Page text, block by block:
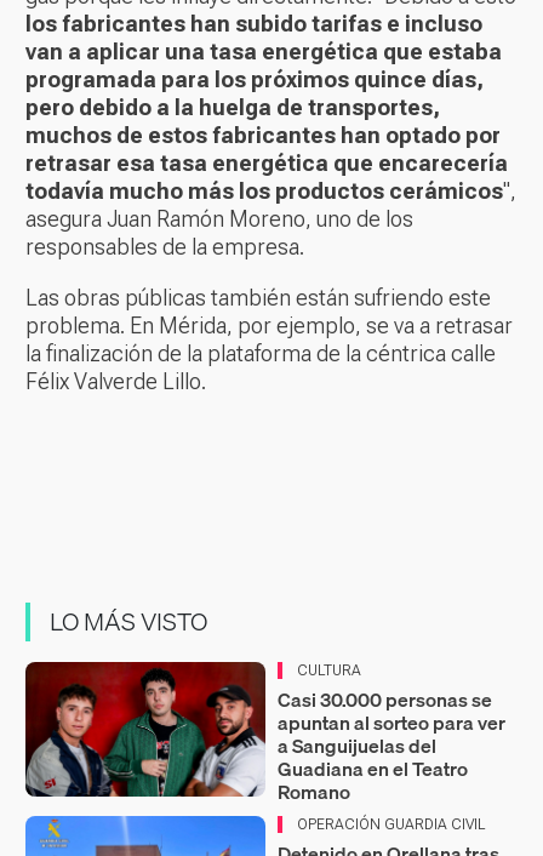
los fabricantes han subido tarifas e incluso
van a aplicar una tasa energética que estaba
programada para los próximos quince días,
pero debido a la huelga de transportes,
muchos de estos fabricantes han optado por
retrasar esa tasa energética que encarecería
todavía mucho más los productos cerámicos",
asegura Juan Ramón Moreno, uno de los
responsables de la empresa.
Las obras públicas también están sufriendo este
problema. En Mérida, por ejemplo, se va a retrasar
la finalización de la plataforma de la céntrica calle
Félix Valverde Lillo.
LO MÁS VISTO
CULTURA
Casi 30.000 personas se
apuntan al sorteo para ver
a Sanguijuelas del
Guadiana en el Teatro
Romano
OPERACIÓN GUARDIA CIVIL